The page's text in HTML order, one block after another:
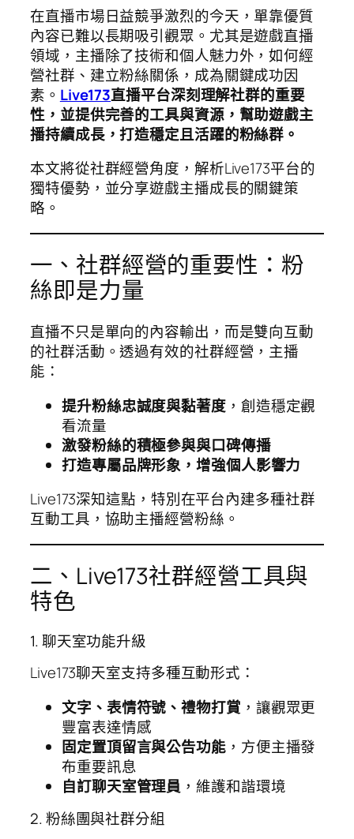
在直播市場日益競爭激烈的今天，單靠優質
內容已難以長期吸引觀眾。尤其是遊戲直播
領域，主播除了技術和個人魅力外，如何經
營社群、建立粉絲關係，成為關鍵成功因
素。 Live173直播平台深刻理解社群的重要
性，並提供完善的工具與資源，幫助遊戲主
播持續成長，打造穩定且活躍的粉絲群。
本文將從社群經營角度，解析Live173平台的
獨特優勢，並分享遊戲主播成長的關鍵策
略。
一、社群經營的重要性：粉
絲即是力量
直播不只是單向的內容輸出，而是雙向互動
的社群活動。透過有效的社群經營，主播
能：
提升粉絲忠誠度與黏著度，創造穩定觀
看流量
激發粉絲的積極參與與口碑傳播
打造專屬品牌形象，增強個人影響力
Live173深知這點，特別在平台內建多種社群
互動工具，協助主播經營粉絲。
二、Live173社群經營工具與
特色
1. 聊天室功能升級
Live173聊天室支持多種互動形式：
文字、表情符號、禮物打賞 ，讓觀眾更
豐富表達情感
固定置頂留言與公告功能，方便主播發
布重要訊息
自訂聊天室管理員 ，維護和諧環境
2. 粉絲團與社群分組